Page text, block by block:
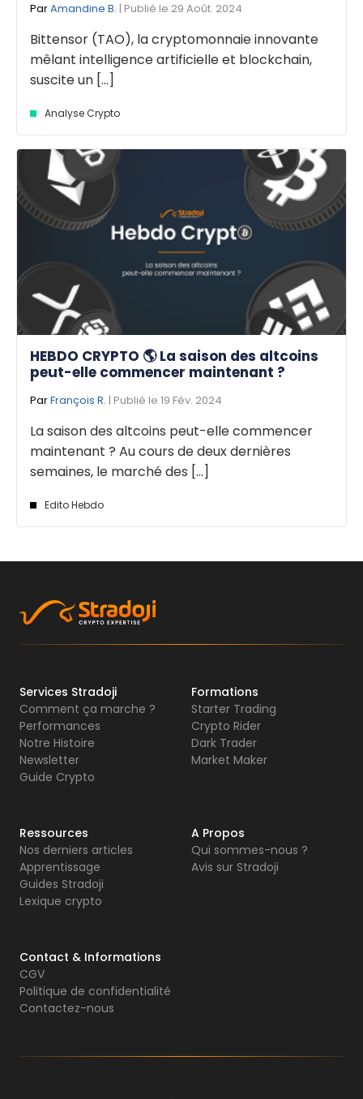
ParAmandine B. | Publié le 29 Août. 2024
Bittensor (TAO), la cryptomonnaie innovante
mêlant intelligence artificielle et blockchain,
suscite un [...]
Analyse Crypto
HEBDO CRYPTO 🌎 La saison des altcoins
peut-elle commencer maintenant ?
ParFrançois R. | Publié le 19 Fév. 2024
La saison des altcoins peut-elle commencer
maintenant ? Au cours de deux dernières
semaines, le marché des [...]
Edito Hebdo
Services Stradoji
Comment ça marche ?
Performances
Notre Histoire
Newsletter
Guide Crypto
Formations
Starter Trading
Crypto Rider
Dark Trader
Market Maker
Ressources
Nos derniers articles
Apprentissage
Guides Stradoji
Lexique crypto
A Propos
Qui sommes-nous ?
Avis sur Stradoji
Contact & Informations
CGV
Politique de confidentialité
Contactez-nous